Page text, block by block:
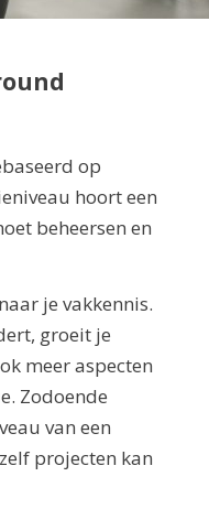
op
hoort een
beheersen en
je vakkennis.
groeit je
meer aspecten
Zodoende
van een
projecten kan